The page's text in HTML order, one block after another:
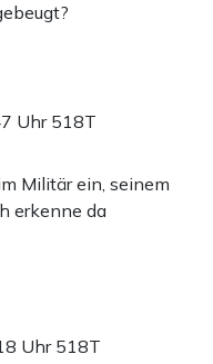
Uhr 518T
Militär ein, seinem
erkenne da
Uhr 518T